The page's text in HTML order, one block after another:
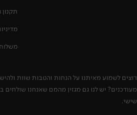
רוצים לשמוע מאיתנו על הנחות והטבות שוות
מעודכנים? יש לנו גם מגזין מהמם שאנחנו שולחים
שישי.